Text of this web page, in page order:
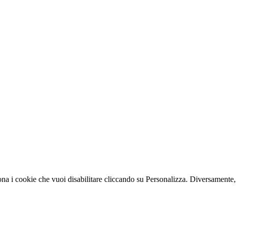
i cookie che vuoi disabilitare cliccando su Personalizza. Diversamente,